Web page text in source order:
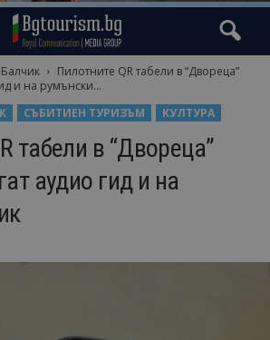
Балчик
Пилотните QR табели в “Двореца”
и на румънски...
СЪБИТИЕН ТУРИЗЪМ КУЛТУРА
табели в “Двореца”
аудио гид и на